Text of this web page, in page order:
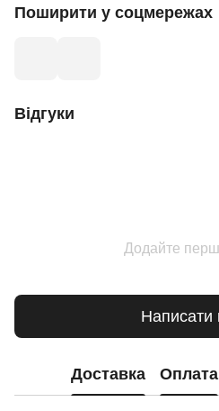
Поширити у соцмережах
Відгуки
Додайте
Написати
Доставка Оплата